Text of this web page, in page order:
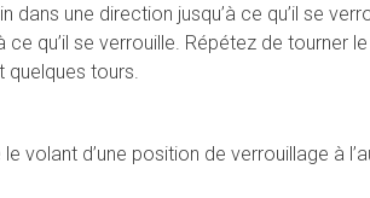
dans une direction jusqu’à ce qu’il se
ce qu’il se verrouille. Répétez de tourner
tours.
volant d’une position de verrouillage à